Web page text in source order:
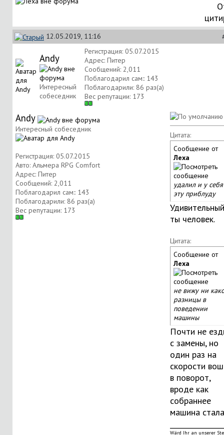
12.05.2019, 11:16
Andy
Интересный
собеседник
Регистрация: 05.07.2015
Адрес: Питер
Сообщений: 2,011
Поблагодарил сам:: 143
Поблагодарили: 86 раз(а)
Вес репутации: 173
Andy
Интересный собеседник
Регистрация: 05.07.2015
Авто: Альмера RPG Comfort
Адрес: Питер
Сообщений: 2,011
Поблагодарил сам:: 143
Поблагодарили: 86 раз(а)
Вес репутации: 173
Цитата:
Сообщение от
Леха
удалил и у себя
эту приблуду
Удивительный
ты человек.
Цитата:
Сообщение от
Леха
не вижу ни
разницы в
поведении
машины
Почти не
с замены, но
один раз на
скорости
в поворот,
вроде как
собраннее
машина
Wärd Ihr an unserer